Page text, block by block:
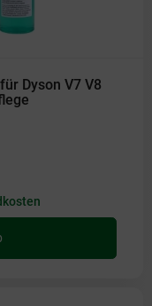
Dyson V7 V8